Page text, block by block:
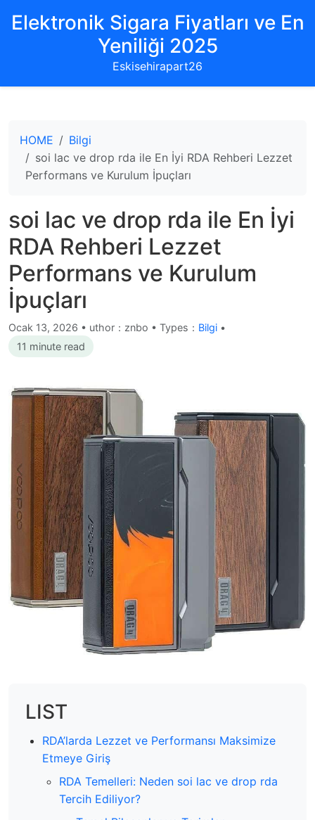
Elektronik Sigara Fiyatları ve En
Yeniliği 2025
Eskisehirapart26
HOME
Bilgi
soi lac ve drop rda ile En İyi RDA Rehberi Lezzet
Performans ve Kurulum İpuçları
soi lac ve drop rda ile En İyi
RDA Rehberi Lezzet
Performans ve Kurulum
İpuçları
Ocak 13, 2026 • uthor：znbo • Types： Bilgi •
11 minute read
LIST
RDA’larda Lezzet ve Performansı Maksimize
Etmeye Giriş
RDA Temelleri: Neden soi lac ve drop rda
Tercih Ediliyor?